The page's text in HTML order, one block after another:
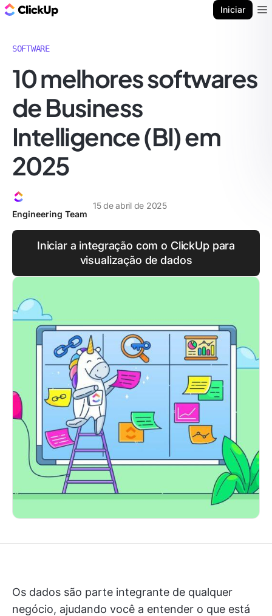
Iniciar
SOFTWARE
10 melhores softwares
de Business
Intelligence (BI) em
2025
Engineering Team
15 de abril de 2025
Iniciar a integração com o ClickUp para
visualização de dados
Os dados são parte integrante de qualquer
negócio, ajudando você a entender o que está